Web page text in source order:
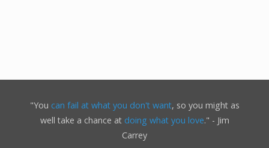
"You can fail at what you don't want, so you might as
well take a chance at doing what you love." - Jim
Carrey